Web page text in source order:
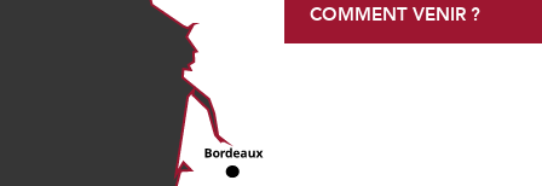
COMMENT VENIR ?